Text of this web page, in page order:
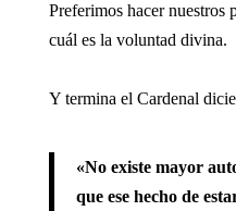
Preferimos hacer nuestros
cuál es la voluntad divina.
Y termina el Cardenal
«No existe mayor
que ese hecho de